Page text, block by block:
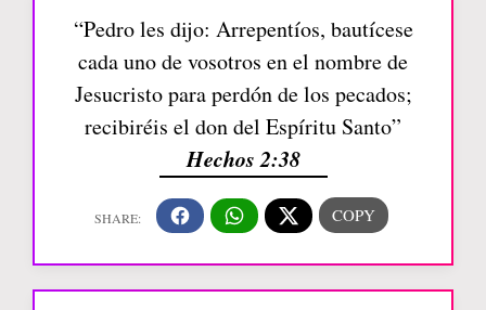
“Pedro les dijo: Arrepentíos, bautícese
cada uno de vosotros en el nombre de
Jesucristo para perdón de los pecados;
recibiréis el don del Espíritu Santo”
Hechos 2:38